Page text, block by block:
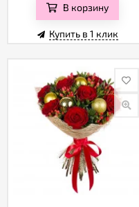
В корзину
Купить в 1 клик